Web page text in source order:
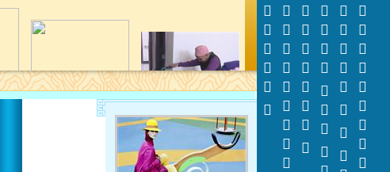
































































